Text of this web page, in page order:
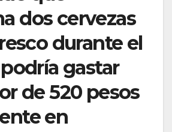
dos cervezas
durante el
gastar
de 520 pesos
en